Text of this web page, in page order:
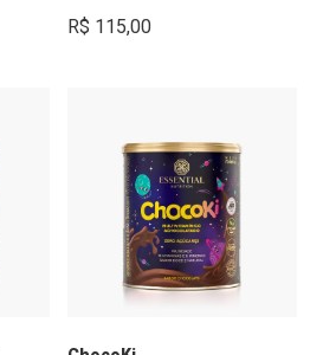
R$ 115,00